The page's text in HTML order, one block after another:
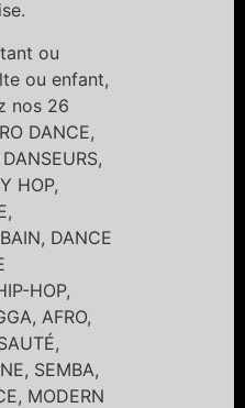
ou
ou enfant,
nos 26
DANCE,
HOP,
DANCE
HOP,
AFRO,
SEMBA,
MODERN